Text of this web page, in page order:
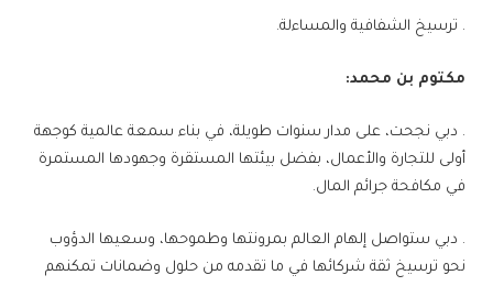
. ترسيخ الشفافية والمساءلة.
مكتوم بن محمد:
. دبي نجحت، على مدار سنوات طويلة، في بناء سمعة عالمية كوجهة
أولى للتجارة والأعمال، بفضل بيئتها المستقرة وجهودها المستمرة
في مكافحة جرائم المال.
. دبي ستواصل إلهام العالم بمرونتها وطموحها، وسعيها الدؤوب
نحو ترسيخ ثقة شركائها في ما تقدمه من حلول وضمانات تمكنهم